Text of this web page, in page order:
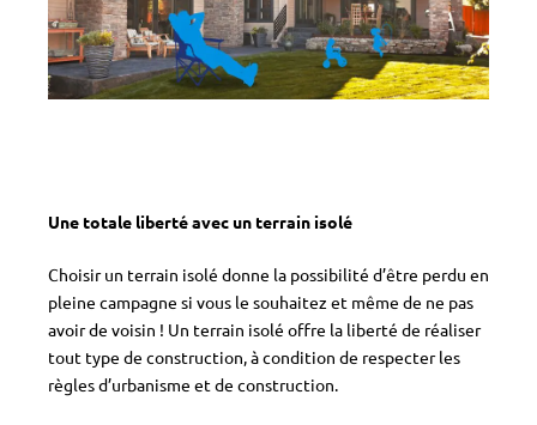
Une totale liberté avec un terrain isolé
Choisir un terrain isolé donne la possibilité d’être perdu en
pleine campagne si vous le souhaitez et même de ne pas
avoir de voisin ! Un terrain isolé offre la liberté de réaliser
tout type de construction, à condition de respecter les
règles d’urbanisme et de construction.